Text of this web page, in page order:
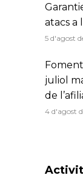
atacs a
5 d'agost
juliol
de
4 d'agost